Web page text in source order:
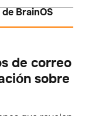
BrainOS
de correo
sobre el